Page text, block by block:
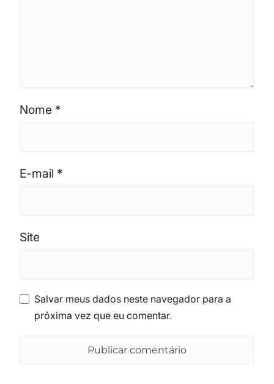
Nome *
E-mail *
Site
Salvar meus dados neste navegador para a
próxima vez que eu comentar.